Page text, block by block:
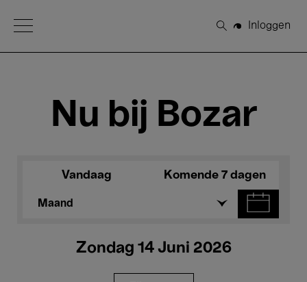
Open Menu
Zoeken
Inloggen
Nu bij Bozar
Vandaag Komende 7 dagen
Maand
Zondag 14 Juni 2026